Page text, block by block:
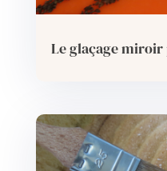
Le glaçage